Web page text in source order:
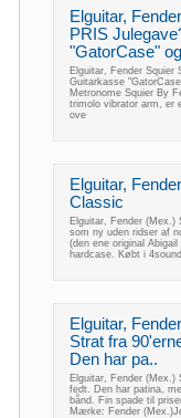
Elguitar,
PRIS
"GatorCase"
Elguitar, Fender Squier
Guitarkasse
Metronome Squier By
trimolo vibrator arm, er
ove
Elguitar,
Classic
Elguitar, Fender (Mex.)
som ny uden ridser af
(den ene original
hardcase. Købt i
Elguitar,
Strat fra
Den har pa..
Elguitar, Fender (Mex.)
fedt. Den har patina,
bånd. Fin spade til
Mærke: Fender